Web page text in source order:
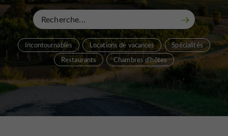
Incontournables Locations de vacances
Spécialités
Restaurants
Chambres d'hôtes